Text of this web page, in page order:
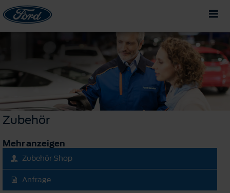
Zubehör
Mehr anzeigen
Zubehör Shop
Anfrage